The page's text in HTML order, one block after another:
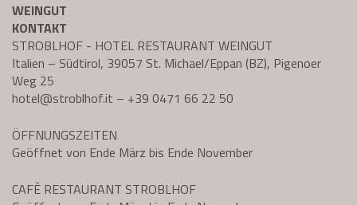
WEINGUT
KONTAKT
STROBLHOF - HOTEL RESTAURANT WEINGUT
Italien – Südtirol, 39057 St. Michael/Eppan (BZ), Pigenoer
Weg 25
hotel@stroblhof.it – +39 0471 66 22 50
ÖFFNUNGSZEITEN
Geöffnet von Ende März bis Ende November
CAFÈ RESTAURANT STROBLHOF